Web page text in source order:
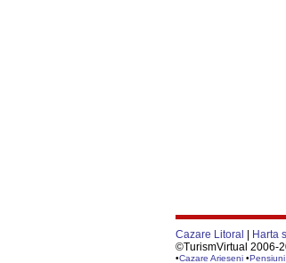
Cazare Litoral
Harta
©TurismVirtual 2006-
•Cazare Arieseni •